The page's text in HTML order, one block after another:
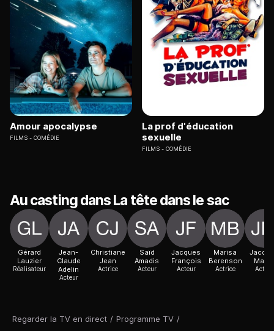
Regarder la TV en direct / Programme TV /
Amour apocalypse
FILMS COMÉDIE
La prof d'éducation
sexuelle
FILMS COMÉDIE
Au casting dans La tête dans le sac
Gérard
Lauzier
Réalisateur
Jean-
Claude
Adelin
Acteur
Christiane
Jean
Actrice
Saïd
Amadis
Acteur
Jacques
François
Acteur
Marisa
Berenson
Actrice
Maury
Acteur